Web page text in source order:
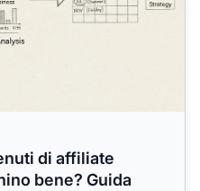
di affiliate
bene? Guida